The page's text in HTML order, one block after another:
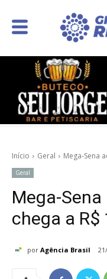
Início Geral Mega-Sena
Geral
Mega-
chega a R$
por Agência Brasil